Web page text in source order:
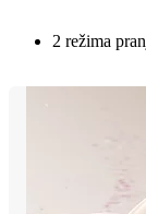
2 režima